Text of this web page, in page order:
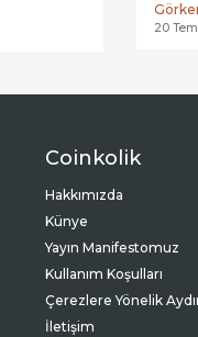
20
Coinkolik
Hakkımızda
Künye
Yayın Manifestomuz
Kullanım Koşulları
Çerezlere Yönelik
İletişim